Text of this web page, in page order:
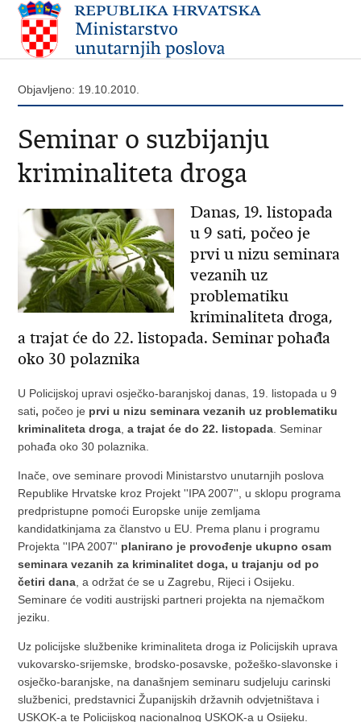
Objavljeno: 19.10.2010.
Seminar o suzbijanju
kriminaliteta droga
Danas, 19. listopada
u 9 sati, počeo je
prvi u nizu seminara
vezanih uz
problematiku
kriminaliteta droga,
a trajat će do 22. listopada. Seminar pohađa
oko 30 polaznika
U Policijskoj upravi osječko-baranjskoj danas, 19. listopada u 9
sati, počeo je prvi u nizu seminara vezanih uz problematiku
kriminaliteta droga ,a trajat će do 22. listopada . Seminar
pohađa oko 30 polaznika.
Inače, ove seminare provodi Ministarstvo unutarnjih poslova
Republike Hrvatske kroz Projekt ''IPA 2007'', u sklopu programa
predpristupne pomoći Europske unije zemljama
kandidatkinjama za članstvo u EU. Prema planu i programu
Projekta ''IPA 2007'' planirano je provođenje ukupno osam
seminara vezanih za kriminalitet doga, u trajanju od po
četiri dana , a održat će se u Zagrebu, Rijeci i Osijeku.
Seminare će voditi austrijski partneri projekta na njemačkom
jeziku.
Uz policijske službenike kriminaliteta droga iz Policijskih uprava
vukovarsko-srijemske, brodsko-posavske, požeško-slavonske i
osječko-baranjske, na današnjem seminaru sudjeluju carinski
službenici, predstavnici Županijskih državnih odvjetništava i
USKOK-a te Policijskog nacionalnog USKOK-a u Osijeku.